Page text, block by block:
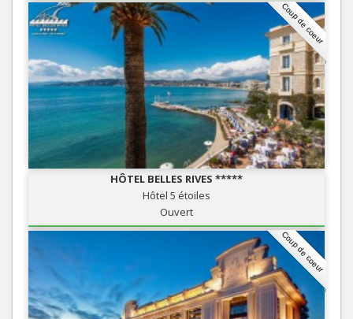
Coup de coeur
HÔTEL BELLES RIVES *****
Hôtel 5 étoiles
Ouvert
Coup de coeur